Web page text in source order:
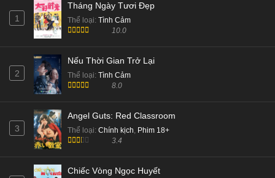
1
Tháng Ngày Tươi Đẹp
Thể loại: Tình Cảm
10.0
2
Nếu Thời Gian Trở Lại
Thể loại: Tình Cảm
8.0
3
Angel Guts: Red Classroom
Thể loại: Chính kịch, Phim 18+
3.4
Chiếc Vòng Ngọc Huyết